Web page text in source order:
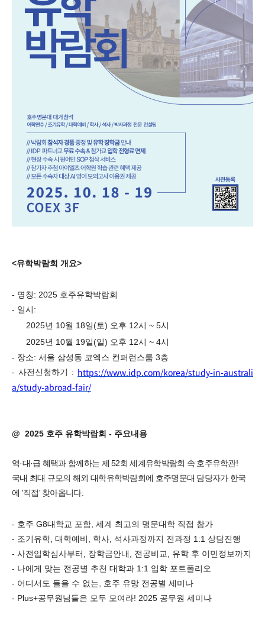
<유학박람회 개요>
- 명칭: 2025 호주유학박람회
- 일시:
2025년 10월 18일(토) 오후 12시 ~ 5시
2025년 10월 19일(일) 오후 12시 ~ 4시
- 장소: 서울 삼성동 코엑스 컨퍼런스룸 3층
- 사전신청하기 : https://www.idp.com/korea/study-in-australi
a/study-abroad-fair/
@ 2025 호주 유학박람회 - 주요내용
역·대·급 혜택과 함께하는 제 52회 세계유학박람회 속 호주유학관!
국내 최대 규모의 해외 대학유학박람회에 호주명문대 담당자가 한국
에 '직접' 찾아옵니다.
- 호주 G8대학교 포함 세계 최고의 명문대학 직접 참가
- 조기유학 대학예비 학사 석사과정까지 전과정 1:1 상담진행
- 사전입학심사부터 장학금안내 전공비교
유학 후 이민정보까지
- 나에게 맞는 전공별 추천 대학과 1:1 입학 포트폴리오
- 어디서도 들을 수 없는
호주 유망 전공별 세미나
- Plus+공무원님들은 모두 모여라! 2025 공무원 세미나